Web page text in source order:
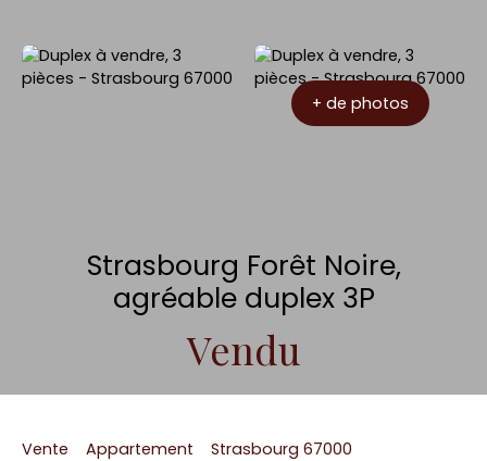
+ de photos
Strasbourg Forêt Noire,
agréable duplex 3P
Vendu
Vente Appartement
Strasbourg 67000